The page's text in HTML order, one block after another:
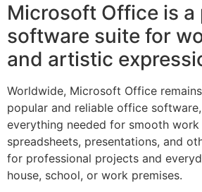
Microsoft Office is a
software suite for
and artistic
Worldwide, Microsoft Office
popular and reliable office
everything needed for smooth
spreadsheets, presentations, and
for professional projects and
house, school, or work premises.